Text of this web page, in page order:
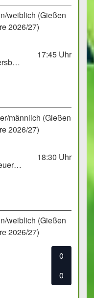
weiblich (Gießen
2026/27)
HSG Eibelshausen/Ewersbach GbR 2
17:45 Uhr
männlich (Gießen
2026/27)
HSG Großen-Buseck/Beuern 1
18:30 Uhr
weiblich (Gießen
2026/27)
0
0